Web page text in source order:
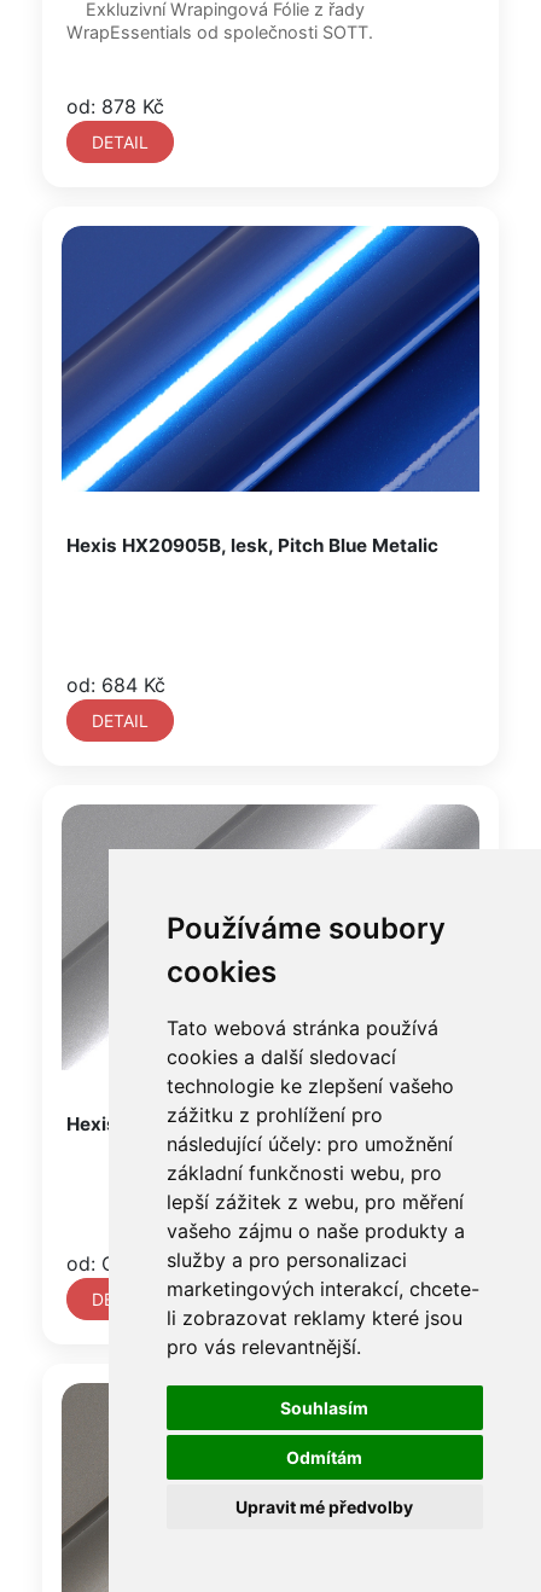
Používáme soubory
cookies
Tato webová stránka používá
cookies a další sledovací
technologie ke zlepšení vašeho
zážitku z prohlížení pro
následující účely: pro umožnění
základní funkčnosti webu, pro
lepší zážitek z webu, pro měření
vašeho zájmu o naše produkty a
služby a pro personalizaci
marketingových interakcí, chcete-
li zobrazovat reklamy které jsou
pro vás relevantnější.
Souhlasím
Odmítám
Upravit mé předvolby
WrapEssentials od společnosti SOTT.
od: 878 Kč
DETAIL
Hexis HX20905B, lesk, Pitch Blue Metalic
od: 684 Kč
DETAIL
Hexis HX20990B, lesk, Meteorite Grey
od: Cena na vyžádání
DETAIL